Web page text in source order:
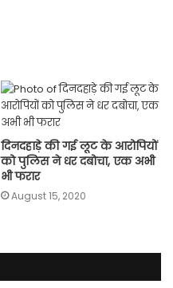
दिनदहाड़े की गई लूट के आरोपियों
को पुलिस ने धर दबोचा, एक अभी
भी फरार
August 15, 2020